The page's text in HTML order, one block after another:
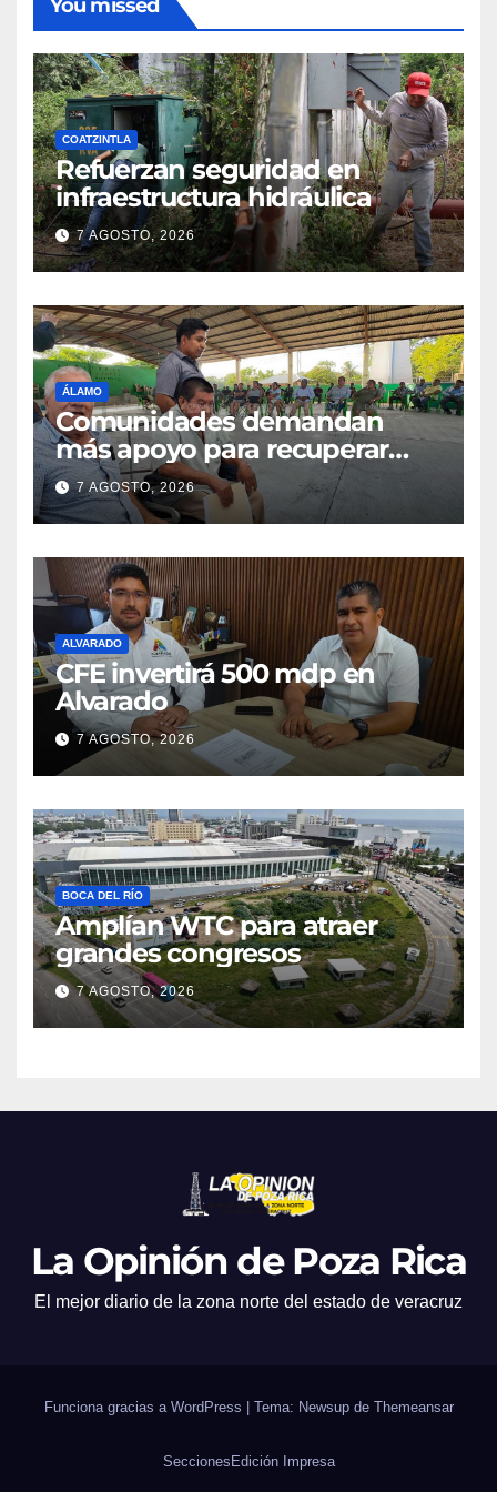
You missed
COATZINTLA
Refuerzan seguridad en
infraestructura hidráulica
7 AGOSTO, 2026
ÁLAMO
Comunidades demandan
más apoyo para recuperar
parcelas
7 AGOSTO, 2026
ALVARADO
CFE invertirá 500 mdp en
Alvarado
7 AGOSTO, 2026
BOCA DEL RÍO
Amplían WTC para atraer
grandes congresos
7 AGOSTO, 2026
La Opinión de Poza Rica
El mejor diario de la zona norte del estado de veracruz
Funciona gracias a WordPress Tema: Newsup de Themeansar
Secciones Edición Impresa